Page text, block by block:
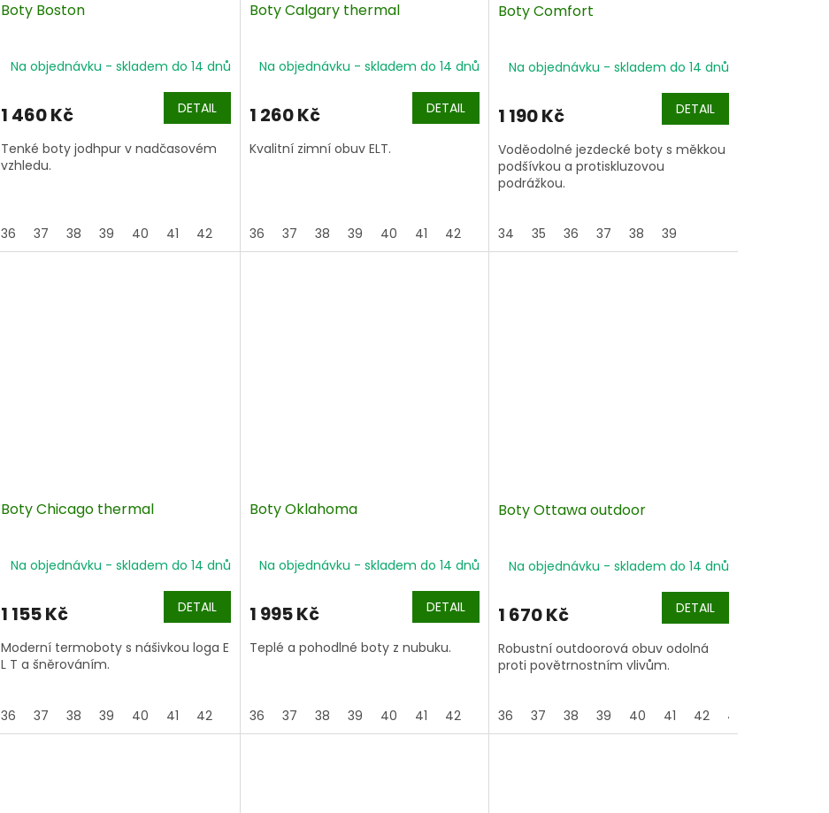
Boty Boston
Na objednávku - skladem do 14 dnů
1 460 Kč DETAIL
Tenké boty jodhpur v nadčasovém
vzhledu.
36 37 38 39 40 41 42
Boty Calgary thermal
Na objednávku - skladem do 14 dnů
1 260 Kč DETAIL
Kvalitní zimní obuv ELT.
36 37 38 39 40 41 42
Boty Comfort
Na objednávku - skladem do 14 dnů
1 190 Kč DETAIL
Voděodolné jezdecké boty s měkkou
podšívkou a protiskluzovou
podrážkou.
34 35 36 37 38 39
Boty Chicago thermal
Na objednávku - skladem do 14 dnů
1 155 Kč DETAIL
Moderní termoboty s nášivkou loga E
L T a šněrováním.
36 37 38 39 40 41 42
Boty Oklahoma
Na objednávku - skladem do 14 dnů
1 995 Kč DETAIL
Teplé a pohodlné boty z nubuku.
36 37 38 39 40 41 42
Boty Ottawa outdoor
Na objednávku - skladem do 14 dnů
1 670 Kč DETAIL
Robustní outdoorová obuv odolná
proti povětrnostním vlivům.
36 37 38 39 40 41 42 43